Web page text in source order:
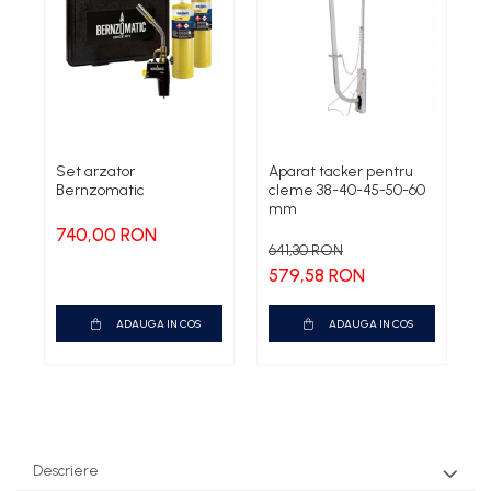
Set arzator
Bernzomatic
740,00 RON
ADAUGA IN COS
Aparat tacker pentru
cleme 38-40-45-50-60
mm
641,30 RON
579,58 RON
ADAUGA IN COS
Descriere